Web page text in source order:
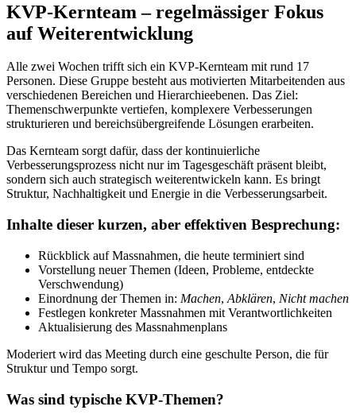
KVP-Kernteam – regelmässiger Fokus
auf Weiterentwicklung
Alle zwei Wochen trifft sich ein KVP-Kernteam mit rund 17
Personen. Diese Gruppe besteht aus motivierten Mitarbeitenden aus
verschiedenen Bereichen und Hierarchieebenen. Das Ziel:
Themenschwerpunkte vertiefen, komplexere Verbesserungen
strukturieren und bereichsübergreifende Lösungen erarbeiten.
Das Kernteam sorgt dafür, dass der kontinuierliche
Verbesserungsprozess nicht nur im Tagesgeschäft präsent bleibt,
sondern sich auch strategisch weiterentwickeln kann. Es bringt
Struktur, Nachhaltigkeit und Energie in die Verbesserungsarbeit.
Inhalte dieser kurzen, aber effektiven Besprechung:
Rückblick auf Massnahmen, die heute terminiert sind
Vorstellung neuer Themen (Ideen, Probleme, entdeckte
Verschwendung)
Einordnung der Themen in: Machen, Abklären, Nicht machen
Festlegen konkreter Massnahmen mit Verantwortlichkeiten
Aktualisierung des Massnahmenplans
Moderiert wird das Meeting durch eine geschulte Person, die für
Struktur und Tempo sorgt.
Was sind typische KVP-Themen?